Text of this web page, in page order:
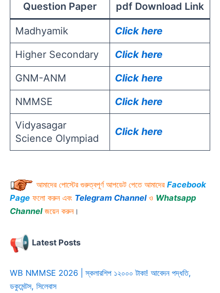
Question Paper pdf Download Link
Madhyamik
Click here
Higher Secondary
Click here
GNM-ANM
Click here
NMMSE
Click here
Vidyasagar
Science Olympiad
Click here
আমাদের পোস্টের গুরুত্বপূর্ণ আপডেট পেতে আমাদের Facebook
Page ফলো করুন এবং Telegram Channelও Whatsapp
Channelজয়েন করুন।
Latest Posts
WB NMMSE 2026 | স্কলারশিপ ১২০০০ টাকা! আবেদন পদ্ধতি,
ডকুমেন্টস, সিলেবাস